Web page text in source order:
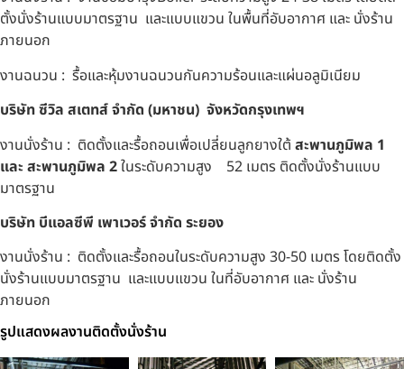
ตั้งนั่งร้านแบบมาตรฐาน และแบบแขวน ในพื้นที่อับอากาศ และ นั่งร้าน
ภายนอก
งานฉนวน : รื้อและหุ้มงานฉนวนกันความร้อนและแผ่นอลูมิเนียม
บริษัท ซีวิล สเตทส์ จำกัด (มหาชน) จังหวัดกรุงเทพฯ
งานนั่งร้าน : ติดตั้งและรื้อถอนเพื่อเปลี่ยนลูกยางใต้ สะพานภูมิพล 1
และ สะพานภูมิพล 2ในระดับความสูง 52 เมตร ติดตั้งนั่งร้านแบบ
มาตรฐาน
บริษัท บีแอลซีพี เพาเวอร์ จำกัด ระยอง
งานนั่งร้าน : ติดตั้งและรื้อถอนในระดับความสูง 30-50 เมตร โดยติดตั้ง
นั่งร้านแบบมาตรฐาน และแบบแขวน ในที่อับอากาศ และ นั่งร้าน
ภายนอก
รูปแสดงผลงานติดตั้งนั่งร้าน